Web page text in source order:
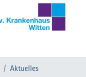
Aktuelles